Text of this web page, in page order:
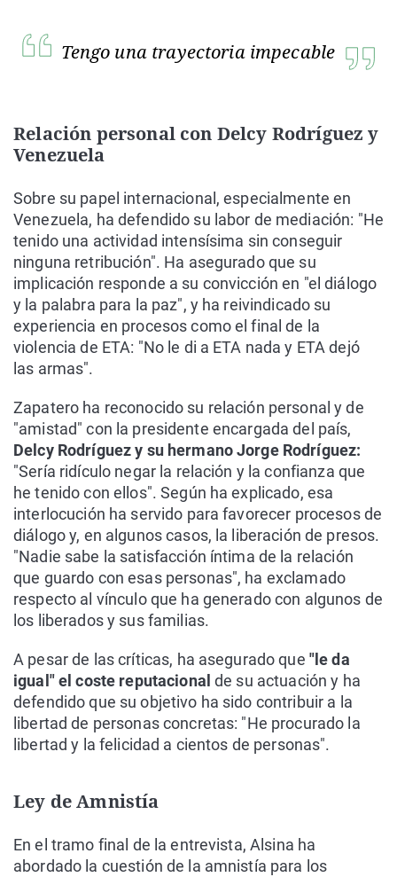
Tengo una trayectoria impecable
Relación personal con Delcy Rodríguez y
Venezuela
Sobre su papel internacional, especialmente en
Venezuela, ha defendido su labor de mediación: "He
tenido una actividad intensísima sin conseguir
ninguna retribución". Ha asegurado que su
implicación responde a su convicción en "el diálogo
y la palabra para la paz", y ha reivindicado su
experiencia en procesos como el final de la
violencia de ETA: "No le di a ETA nada y ETA dejó
las armas".
Zapatero ha reconocido su relación personal y de
"amistad" con la presidente encargada del país,
Delcy Rodríguez y su hermano Jorge Rodríguez:
"Sería ridículo negar la relación y la confianza que
he tenido con ellos". Según ha explicado, esa
interlocución ha servido para favorecer procesos de
diálogo y, en algunos casos, la liberación de presos.
"Nadie sabe la satisfacción íntima de la relación
que guardo con esas personas", ha exclamado
respecto al vínculo que ha generado con algunos de
los liberados y sus familias.
A pesar de las críticas, ha asegurado que "le da
igual" el coste reputacionalde su actuación y ha
defendido que su objetivo ha sido contribuir a la
libertad de personas concretas: "He procurado la
libertad y la felicidad a cientos de personas".
Ley de Amnistía
En el tramo final de la entrevista, Alsina ha
abordado la cuestión de la amnistía para los